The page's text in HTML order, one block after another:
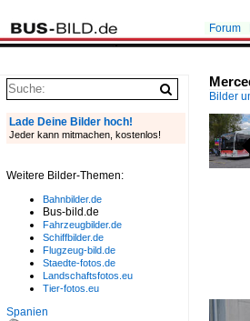
Forum
Bilder
Lade Deine Bilder hoch!
Jeder kann mitmachen, kostenlos!
Weitere Bilder-Themen:
Bahnbilder.de
Bus-bild.de
Fahrzeugbilder.de
Schiffbilder.de
Flugzeug-bild.de
Staedte-fotos.de
Landschaftsfotos.eu
Tier-fotos.eu
Spanien